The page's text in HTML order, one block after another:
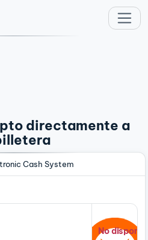
directamente a
Cash System
No